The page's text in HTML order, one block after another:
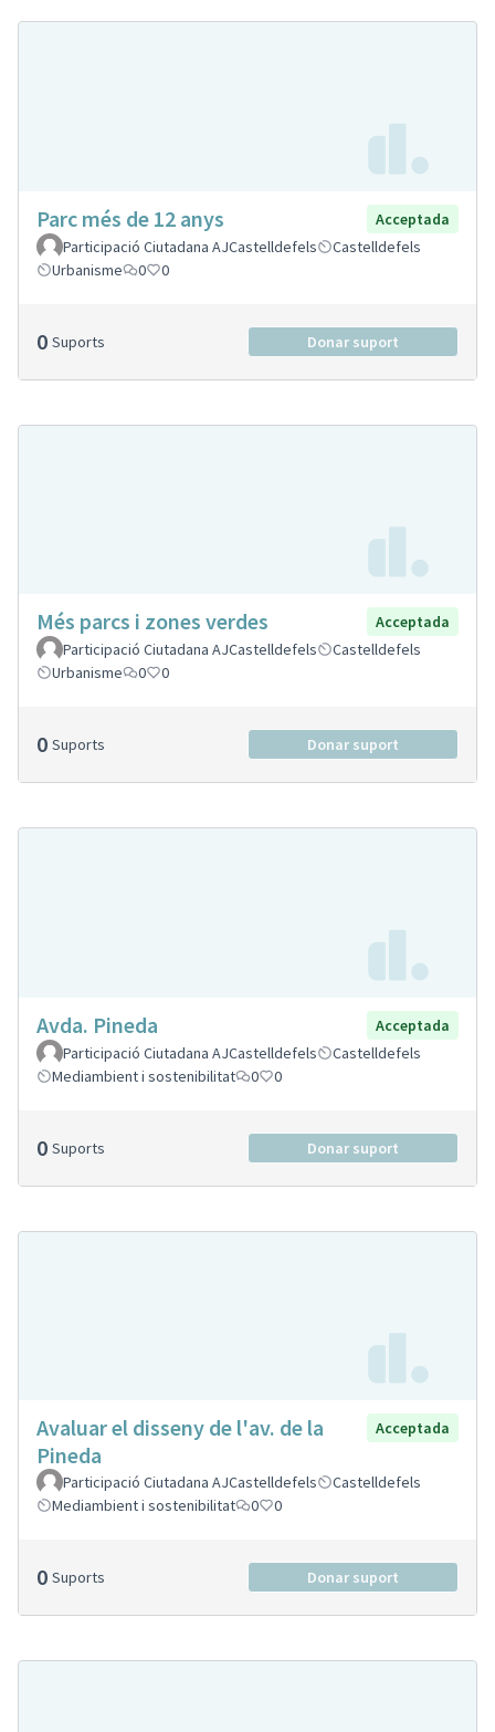
Parc més de 12 anys
Acceptada
Participació Ciutadana AJCastelldefels
Castelldefels
Urbanisme
0 0
0 Suports Donar suport
Més parcs i zones verdes
Acceptada
Participació Ciutadana AJCastelldefels
Castelldefels
Urbanisme
0 0
0 Suports Donar suport
Avda. Pineda
Acceptada
Participació Ciutadana AJCastelldefels
Castelldefels
Mediambient i sostenibilitat
0 0
0 Suports Donar suport
Avaluar el disseny de l'av. de la
Pineda
Acceptada
Participació Ciutadana AJCastelldefels
Castelldefels
Mediambient i sostenibilitat
0 0
0 Suports Donar suport